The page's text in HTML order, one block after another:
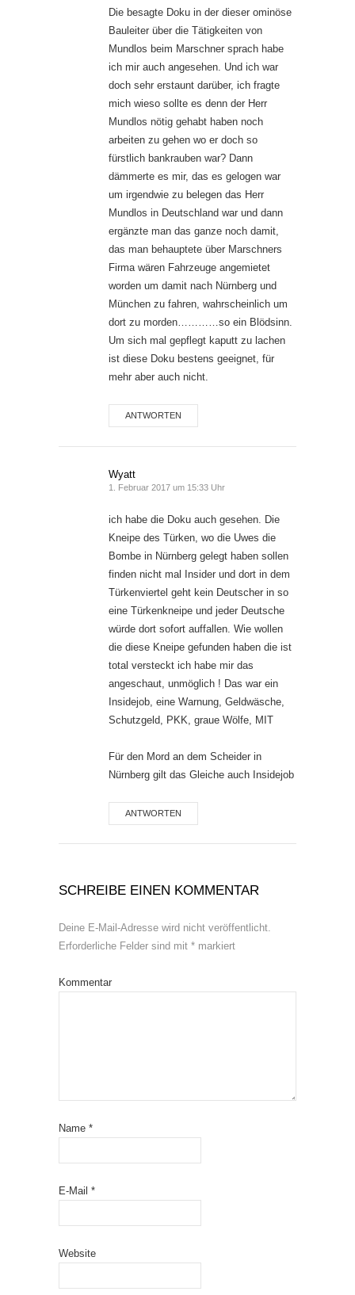
Die besagte Doku in der dieser ominöse
Bauleiter über die Tätigkeiten von
Mundlos beim Marschner sprach habe
ich mir auch angesehen. Und ich war
doch sehr erstaunt darüber, ich fragte
mich wieso sollte es denn der Herr
Mundlos nötig gehabt haben noch
arbeiten zu gehen wo er doch so
fürstlich bankrauben war? Dann
dämmerte es mir, das es gelogen war
um irgendwie zu belegen das Herr
Mundlos in Deutschland war und dann
ergänzte man das ganze noch damit,
das man behauptete über Marschners
Firma wären Fahrzeuge angemietet
worden um damit nach Nürnberg und
München zu fahren, wahrscheinlich um
dort zu morden…………so ein Blödsinn.
Um sich mal gepflegt kaputt zu lachen
ist diese Doku bestens geeignet, für
mehr aber auch nicht.
ANTWORTEN
Wyatt
1. Februar 2017 um 15:33 Uhr
ich habe die Doku auch gesehen. Die
Kneipe des Türken, wo die Uwes die
Bombe in Nürnberg gelegt haben sollen
finden nicht mal Insider und dort in dem
Türkenviertel geht kein Deutscher in so
eine Türkenkneipe und jeder Deutsche
würde dort sofort auffallen. Wie wollen
die diese Kneipe gefunden haben die ist
total versteckt ich habe mir das
angeschaut, unmöglich ! Das war ein
Insidejob, eine Warnung, Geldwäsche,
Schutzgeld, PKK, graue Wölfe, MIT
Für den Mord an dem Scheider in
Nürnberg gilt das Gleiche auch Insidejob
ANTWORTEN
SCHREIBE EINEN KOMMENTAR
Deine E-Mail-Adresse wird nicht veröffentlicht.
Erforderliche Felder sind mit * markiert
Kommentar
Name *
E-Mail *
Website